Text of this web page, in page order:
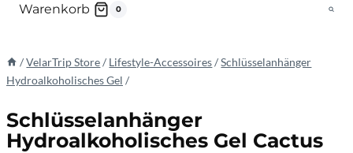
Warenkorb 0
/ VelarTrip Store / Lifestyle-Accessoires / Schlüsselanhänger
Hydroalkoholisches Gel /
Schlüsselanhänger
Hydroalkoholisches Gel Cactus